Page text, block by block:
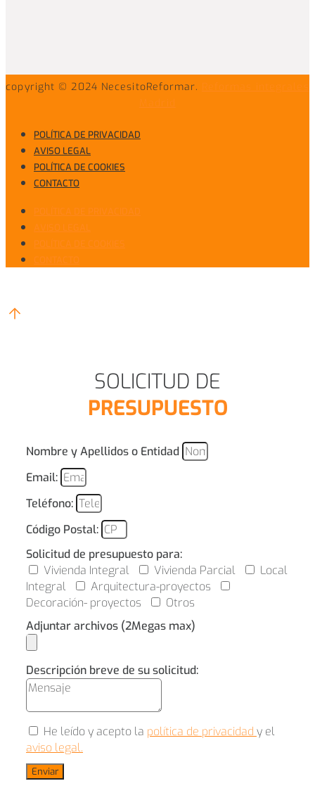
copyright © 2024 NecesitoReformar.
Madrid
POLÍTICA DE PRIVACIDAD
AVISO LEGAL
POLÍTICA DE COOKIES
CONTACTO
POLÍTICA DE PRIVACIDAD
AVISO LEGAL
POLÍTICA DE COOKIES
CONTACTO
SOLICITUD DE
PRESUPUESTO
Nombre y Apellidos o Entidad
Email:
Teléfono:
Código Postal:
Solicitud de presupuesto para:
Vivienda Integral
Vivienda Parcial
Local
Integral
Arquitectura-proyectos
Decoración- proyectos
Otros
Adjuntar archivos (2Megas max)
Descripción breve de su solicitud:
He leído y acepto la política de privacidad y el
aviso legal.
Enviar